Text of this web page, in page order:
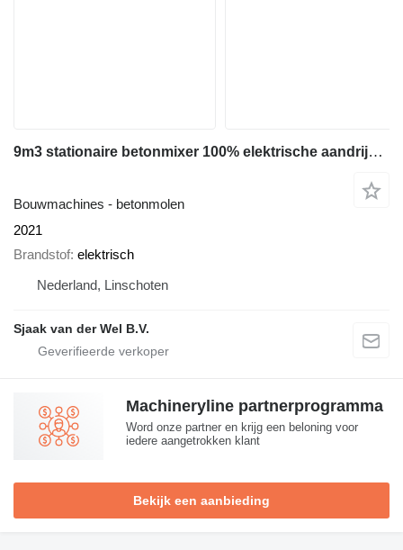
9m3 stationaire betonmixer 100% elektrische aandrijving 4Rent
Bouwmachines - betonmolen
2021
Brandstof elektrisch
Nederland, Linschoten
Sjaak van der Wel B.V.
Machineryline partnerprogramma
Word onze partner en krijg een beloning voor
iedere aangetrokken klant
Bekijk een aanbieding